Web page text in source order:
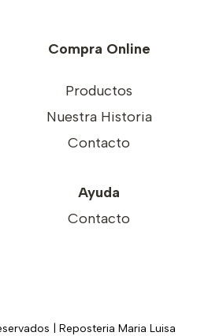
Compra Online
Productos
Nuestra Historia
Contacto
Ayuda
Contacto
| Reposteria Maria Luisa